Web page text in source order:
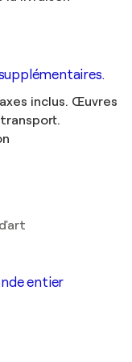
inclus. Œuvres
entier